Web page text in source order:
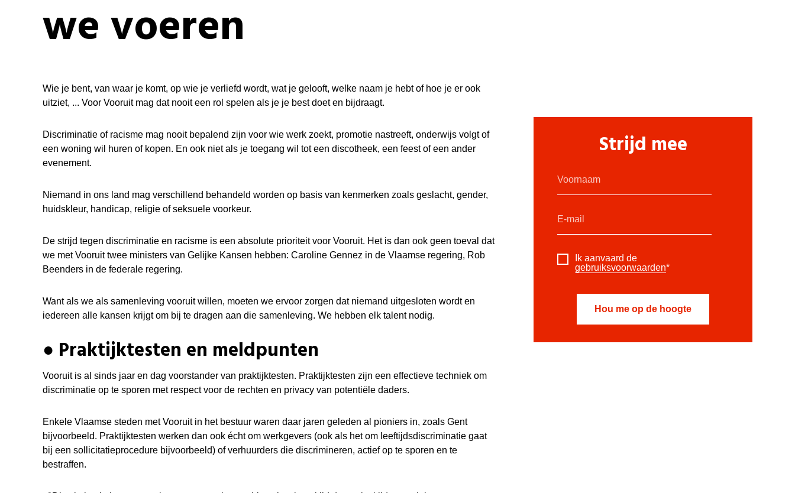
we voeren
Wie je bent, van waar je komt, op wie je verliefd wordt, wat je gelooft, welke naam je hebt of hoe je er ook
uitziet, ... Voor Vooruit mag dat nooit een rol spelen als je je best doet en bijdraagt.
Discriminatie of racisme mag nooit bepalend zijn voor wie werk zoekt, promotie nastreeft, onderwijs volgt of
een woning wil huren of kopen. En ook niet als je toegang wil tot een discotheek, een feest of een ander
evenement.
Niemand in ons land mag verschillend behandeld worden op basis van kenmerken zoals geslacht, gender,
huidskleur, handicap, religie of seksuele voorkeur.
De strijd tegen discriminatie en racisme is een absolute prioriteit voor Vooruit. Het is dan ook geen toeval dat
we met Vooruit twee ministers van Gelijke Kansen hebben: Caroline Gennez in de Vlaamse regering, Rob
Beenders in de federale regering.
Want als we als samenleving vooruit willen, moeten we ervoor zorgen dat niemand uitgesloten wordt en
iedereen alle kansen krijgt om bij te dragen aan die samenleving. We hebben elk talent nodig.
● Praktijktesten en meldpunten
Vooruit is al sinds jaar en dag voorstander van praktijktesten. Praktijktesten zijn een effectieve techniek om
discriminatie op te sporen met respect voor de rechten en privacy van potentiële daders.
Enkele Vlaamse steden met Vooruit in het bestuur waren daar jaren geleden al pioniers in, zoals Gent
bijvoorbeeld. Praktijktesten werken dan ook écht om werkgevers (ook als het om leeftijdsdiscriminatie gaat
bij een sollicitatieprocedure bijvoorbeeld) of verhuurders die discrimineren, actief op te sporen en te
bestraffen.
Strijd mee
Ik aanvaard de
gebruiksvoorwaarden*